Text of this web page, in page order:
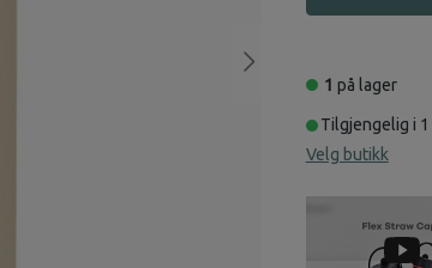
1 på lager
Tilgjengelig i
Velg butikk